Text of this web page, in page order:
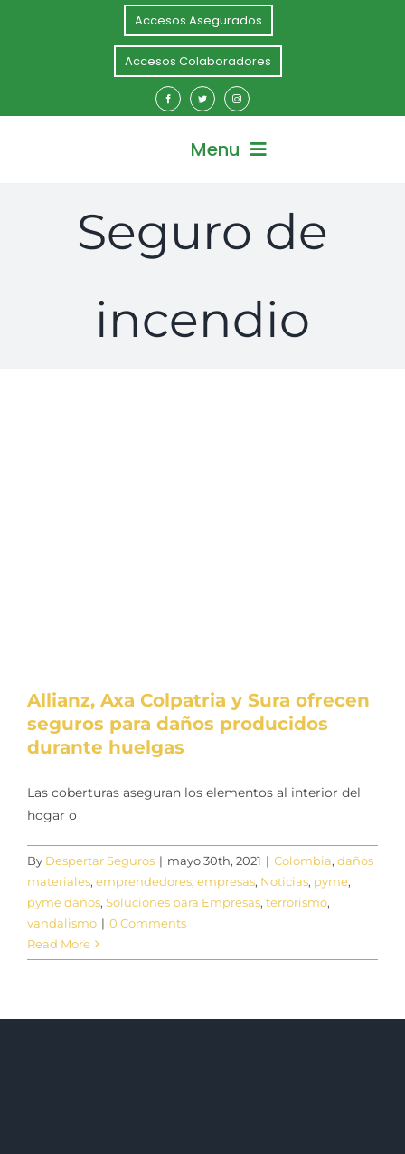
Accesos Asegurados
Accesos Colaboradores
Menu
Inicio
Seguro de
incendio
Allianz, Axa Colpatria y Sura ofrecen
seguros para daños producidos
durante huelgas
Las coberturas aseguran los elementos al interior del
hogar o
By Despertar Seguros | mayo 30th, 2021 | Colombia, daños
materiales, emprendedores, empresas, Noticias, pyme,
pyme daños, Soluciones para Empresas, terrorismo,
vandalismo | 0 Comments
Read More